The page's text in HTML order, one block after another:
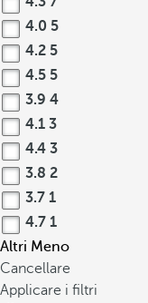
4.0 5
4.2 5
4.5 5
3.9 4
4.1 3
4.4 3
3.8 2
3.7 1
4.7 1
Altri Meno
Cancellare
Applicare i filtri